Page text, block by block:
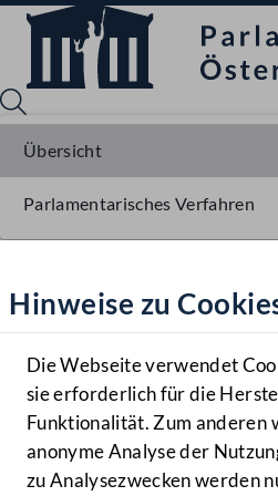
Hilfe
Benutzer
Navigationsmenü
MENÜ
Hinweise zu
Die Webseite verwendet
sie erforderlich für die
Funktionalität. Zum anderen
anonyme Analyse der
zu Analysezwecken werden
Übersicht
Parlamentarisches Verfahren